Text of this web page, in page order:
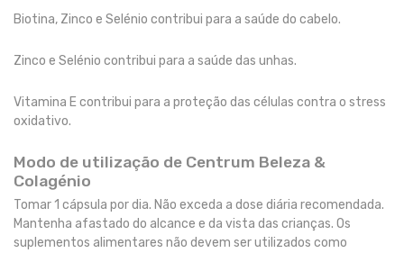
Biotina, Zinco e Selénio contribui para a saúde do cabelo.
Zinco e Selénio contribui para a saúde das unhas.
Vitamina E contribui para a proteção das células contra o stress
oxidativo.
Modo de utilização de Centrum Beleza &
Colagénio
Tomar 1 cápsula por dia. Não exceda a dose diária recomendada.
Mantenha afastado do alcance e da vista das crianças. Os
suplementos alimentares não devem ser utilizados como